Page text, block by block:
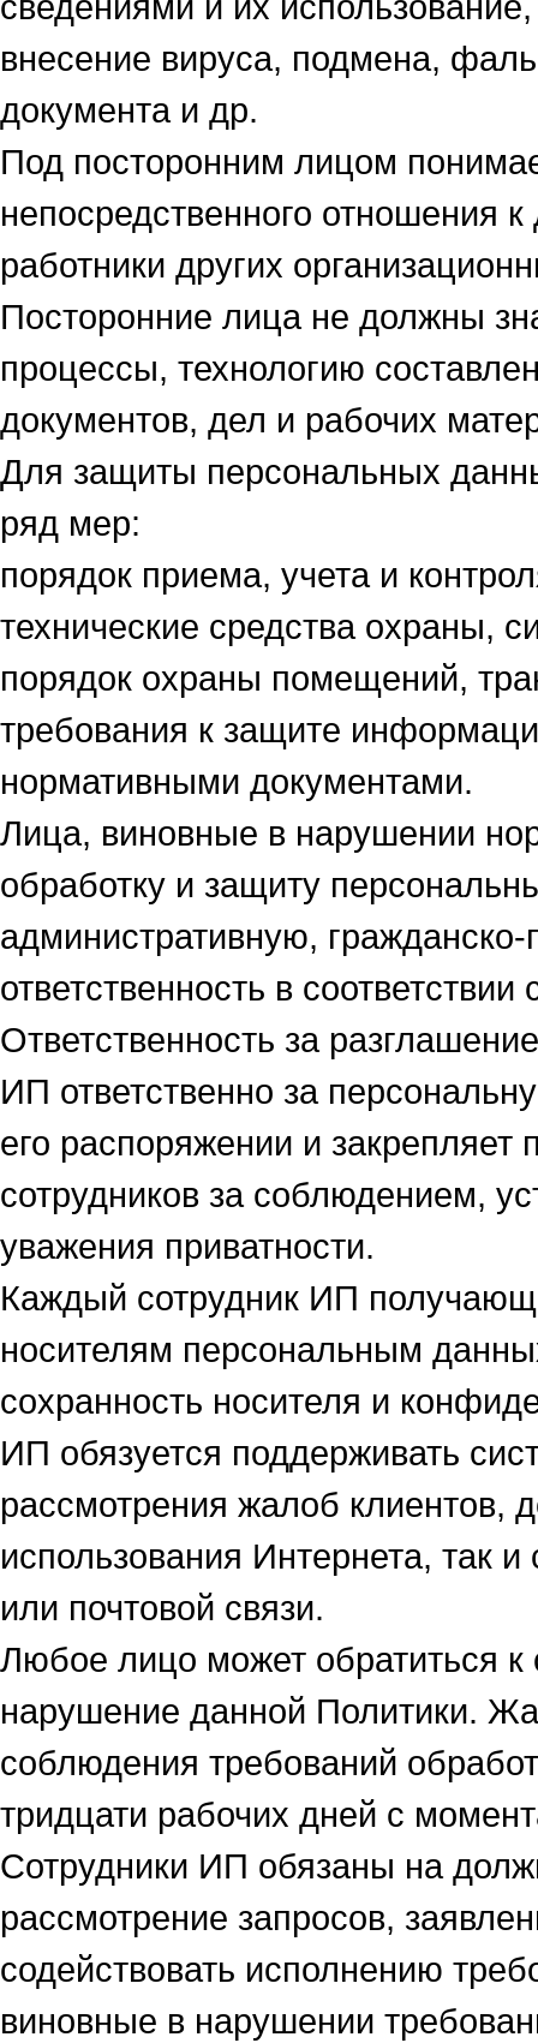
внесение вируса, подмена,
документа и др.
Под посторонним лицом
непосредственного отношения
работники других
Посторонние лица не должны
процессы, технологию
документов, дел и рабочих
Для защиты персональных
ряд мер:
порядок приема, учета и
технические средства охраны,
порядок охраны помещений,
требования к защите
нормативными документами.
Лица, виновные в нарушении
обработку и защиту
административную,
ответственность в
Ответственность за
ИП ответственно за
его распоряжении и закрепляет
сотрудников за соблюдением,
уважения приватности.
Каждый сотрудник ИП
носителям персональным
сохранность носителя и
ИП обязуется поддерживать
рассмотрения жалоб клиентов,
использования Интернета, так
или почтовой связи.
Любое лицо может обратиться
нарушение данной Политики.
соблюдения требований
тридцати рабочих дней с
Сотрудники ИП обязаны на
рассмотрение запросов,
содействовать исполнению
виновные в нарушении